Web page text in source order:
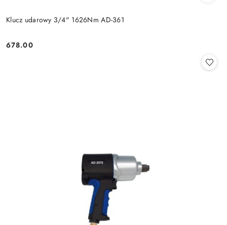
Klucz udarowy 3/4" 1626Nm AD-361
Cena:
678.00